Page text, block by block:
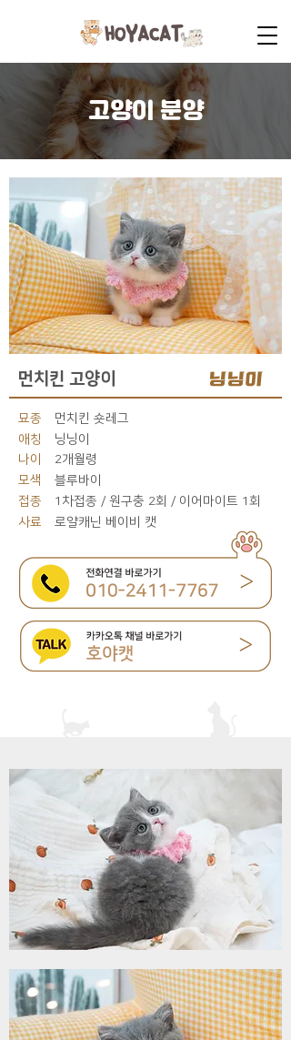
고양이 분양
먼치킨 고양이 닝닝이
묘종
먼치킨 숏레그
애칭
닝닝이
나이
2개월령
모색
블루바이
접종
1차접종 / 원구충 2회 / 이어마이트 1회
사료
로얄캐닌 베이비 캣